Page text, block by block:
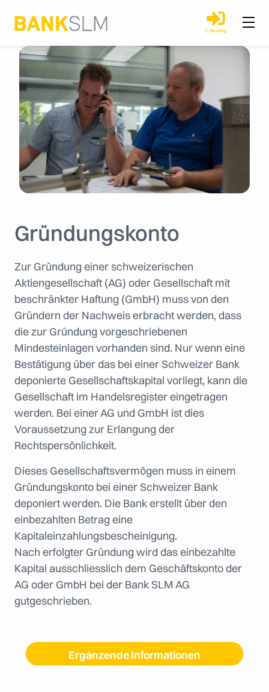
Gründungskonto
Zur Gründung einer schweizerischen
Aktiengesellschaft (AG) oder Gesellschaft mit
beschränkter Haftung (GmbH) muss von den
Gründern der Nachweis erbracht werden, dass
die zur Gründung vorgeschriebenen
Mindesteinlagen vorhanden sind. Nur wenn eine
Bestätigung über das bei einer Schweizer Bank
deponierte Gesellschaftskapital vorliegt, kann die
Gesellschaft im Handelsregister eingetragen
werden. Bei einer AG und GmbH ist dies
Voraussetzung zur Erlangung der
Rechtspersönlichkeit.
Dieses Gesellschaftsvermögen muss in einem
Gründungskonto bei einer Schweizer Bank
deponiert werden. Die Bank erstellt über den
einbezahlten Betrag eine
Kapitaleinzahlungsbescheinigung.
Nach erfolgter Gründung wird das einbezahlte
Kapital ausschliesslich dem Geschäftskonto der
AG oder GmbH bei der Bank SLM AG
gutgeschrieben.
Ergänzende Informationen